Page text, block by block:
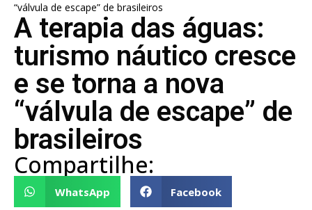
“válvula de escape” de brasileiros
A terapia das águas:
turismo náutico cresce
e se torna a nova
“válvula de escape” de
brasileiros
Compartilhe:
WhatsApp Facebook